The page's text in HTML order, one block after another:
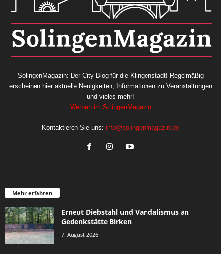
SolingenMagazin: Der City-Blog für die Klingenstadt! Regelmäßig
erscheinen hier aktuelle Neuigkeiten, Informationen zu Veranstaltungen
und vieles mehr!
Werben im SolingenMagazin
Kontaktieren Sie uns: info@solingenmagazin.de
Mehr erfahren
Erneut Diebstahl und Vandalismus an
Gedenkstätte Birken
7. August 2026